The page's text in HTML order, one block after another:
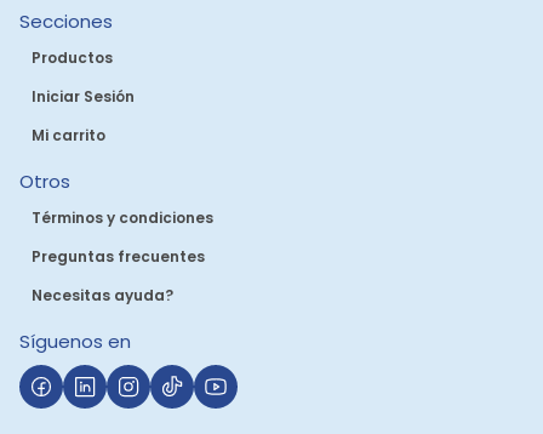
Secciones
Productos
Iniciar Sesión
Mi carrito
Otros
Términos y condiciones
Preguntas frecuentes
Necesitas ayuda?
Síguenos en